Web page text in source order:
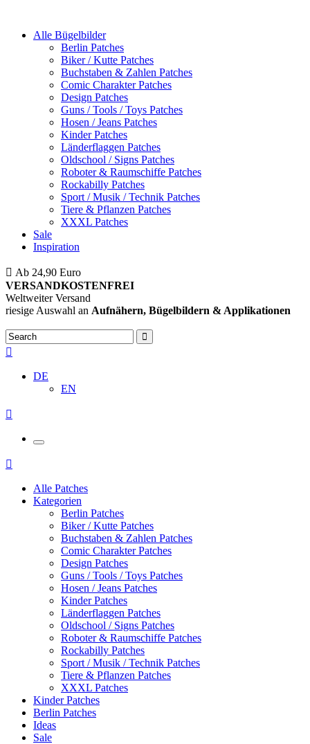
Alle Bügelbilder
Berlin Patches
Biker / Kutte Patches
Buchstaben & Zahlen Patches
Comic Charakter Patches
Design Patches
Guns / Tools / Toys Patches
Hosen / Jeans Patches
Kinder Patches
Länderflaggen Patches
Oldschool / Signs Patches
Roboter & Raumschiffe Patches
Rockabilly Patches
Sport / Musik / Technik Patches
Tiere & Pflanzen Patches
XXXL Patches
Sale
Inspiration
Ab 24,90 Euro
VERSANDKOSTENFREI
Weltweiter Versand
riesige Auswahl an Aufnähern, Bügelbildern & Applikationen
DE
EN
Alle Patches
Kategorien
Berlin Patches
Biker / Kutte Patches
Buchstaben & Zahlen Patches
Comic Charakter Patches
Design Patches
Guns / Tools / Toys Patches
Hosen / Jeans Patches
Kinder Patches
Länderflaggen Patches
Oldschool / Signs Patches
Roboter & Raumschiffe Patches
Rockabilly Patches
Sport / Musik / Technik Patches
Tiere & Pflanzen Patches
XXXL Patches
Kinder Patches
Berlin Patches
Ideas
Sale